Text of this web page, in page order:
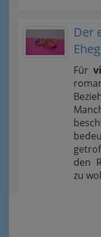
Der
Für
den
zu